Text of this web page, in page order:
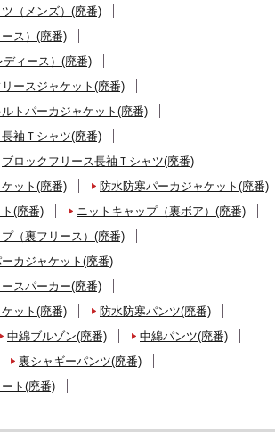
（メンズ）(廃番)
ス）(廃番)
ィース）(廃番)
ースジャケット(廃番)
トパーカジャケット(廃番)
袖Ｔシャツ(廃番)
ブロックフリース長袖Ｔシャツ(廃番)
ット(廃番)
防水防寒パーカジャケット(廃番)
(廃番)
ニットキャップ（裏ボア）(廃番)
（裏フリース）(廃番)
カジャケット(廃番)
スパーカー(廃番)
ット(廃番)
防水防寒パンツ(廃番)
中綿ブルゾン(廃番)
中綿パンツ(廃番)
裏シャギーパンツ(廃番)
ト(廃番)